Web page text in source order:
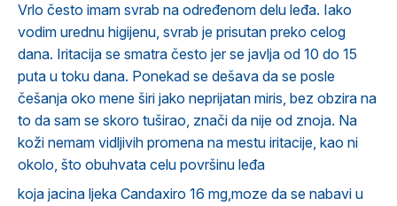
Vrlo često imam svrab na određenom delu leđa. Iako
vodim urednu higijenu, svrab je prisutan preko celog
dana. Iritacija se smatra često jer se javlja od 10 do 15
puta u toku dana. Ponekad se dešava da se posle
češanja oko mene širi jako neprijatan miris, bez obzira na
to da sam se skoro tuširao, znači da nije od znoja. Na
koži nemam vidljivih promena na mestu iritacije, kao ni
okolo, što obuhvata celu površinu leđa
koja jacina ljeka Candaxiro 16 mg,moze da se nabavi u